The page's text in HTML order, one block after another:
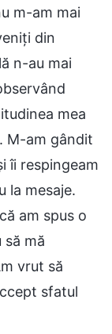
m-am mai
din
n-au mai
mea
M-am gândit
îi respingeam
la mesaje.
am spus o
să mă
vrut să
sfatul